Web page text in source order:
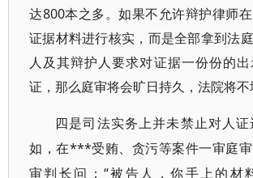
达800本之多。如果不允许辩护律师
证据材料进行核实，而是全部拿到法
人及其辩护人要求对证据一份份的
证，那么庭审将会旷日持久，法院将不
四是司法实务上并未禁止对人证
如，在***受贿、贪污等案件一审庭审
审判长问：“被告人，你手上的材